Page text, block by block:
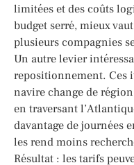
limitées et des coûts
budget serré, mieux
plusieurs compagnies
Un autre levier
repositionnement. Ces
navire change de
en traversant
davantage de journées
les rend moins
Résultat : les tarifs